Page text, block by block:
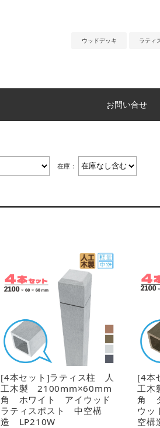
ウッドデッキ ラティ
お問い合せ
在庫：
[4本セット]ラティス柱 人
工木製 2100mm×60mm
角 ホワイト アイウッド
ラティスポスト 中空構
造 LP210W
[4本
工
角
ウッ
空